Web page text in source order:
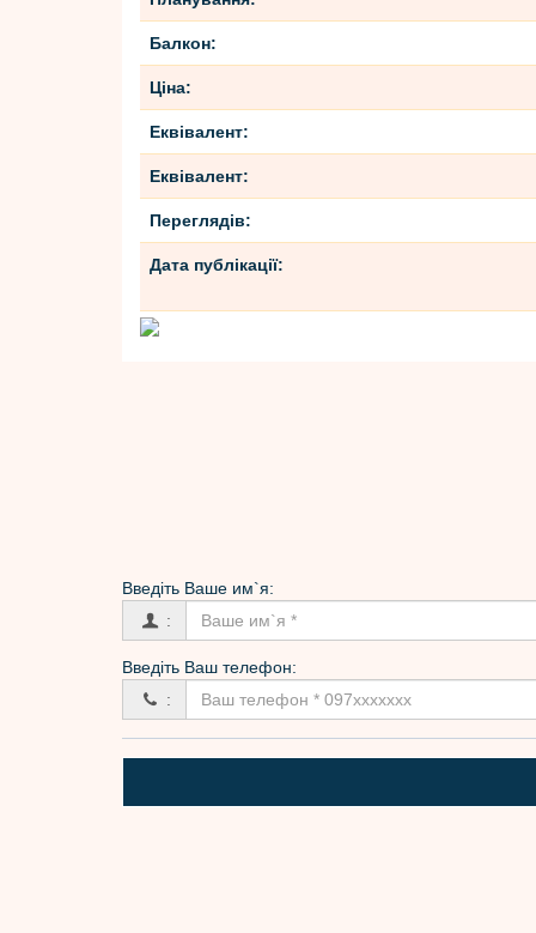
Балкон:
Ціна:
Еквівалент:
Еквівалент:
Переглядів:
Дата публікації:
Введіть Вашe им`я:
:
Введіть Ваш телефон:
: